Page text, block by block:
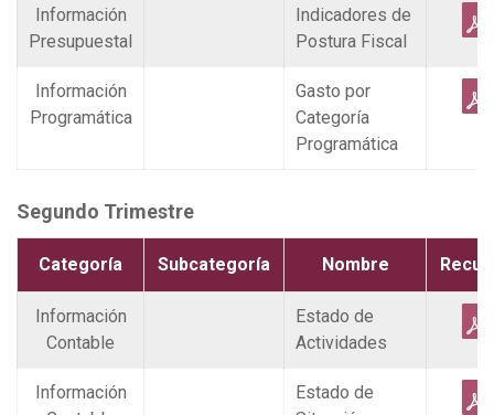
Información
Presupuestal
Indicadores de
Postura Fiscal
Información
Programática
Gasto por
Categoría
Programática
Segundo Trimestre
Categoría Subcategoría Nombre
Información
Contable
Estado de
Actividades
Información
Estado de